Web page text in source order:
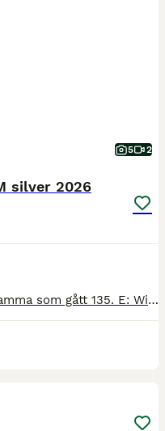
5 2
silver 2026
C-ponny 5 år 140cm Storhäst mamma som gått 135. E: Winningmood van de Arenberg och Pappa B-ponny Welsh Rhesfair Llwynog som gått med bra resultat i både hoppning och fälttävlan. Alla syskon i sporten